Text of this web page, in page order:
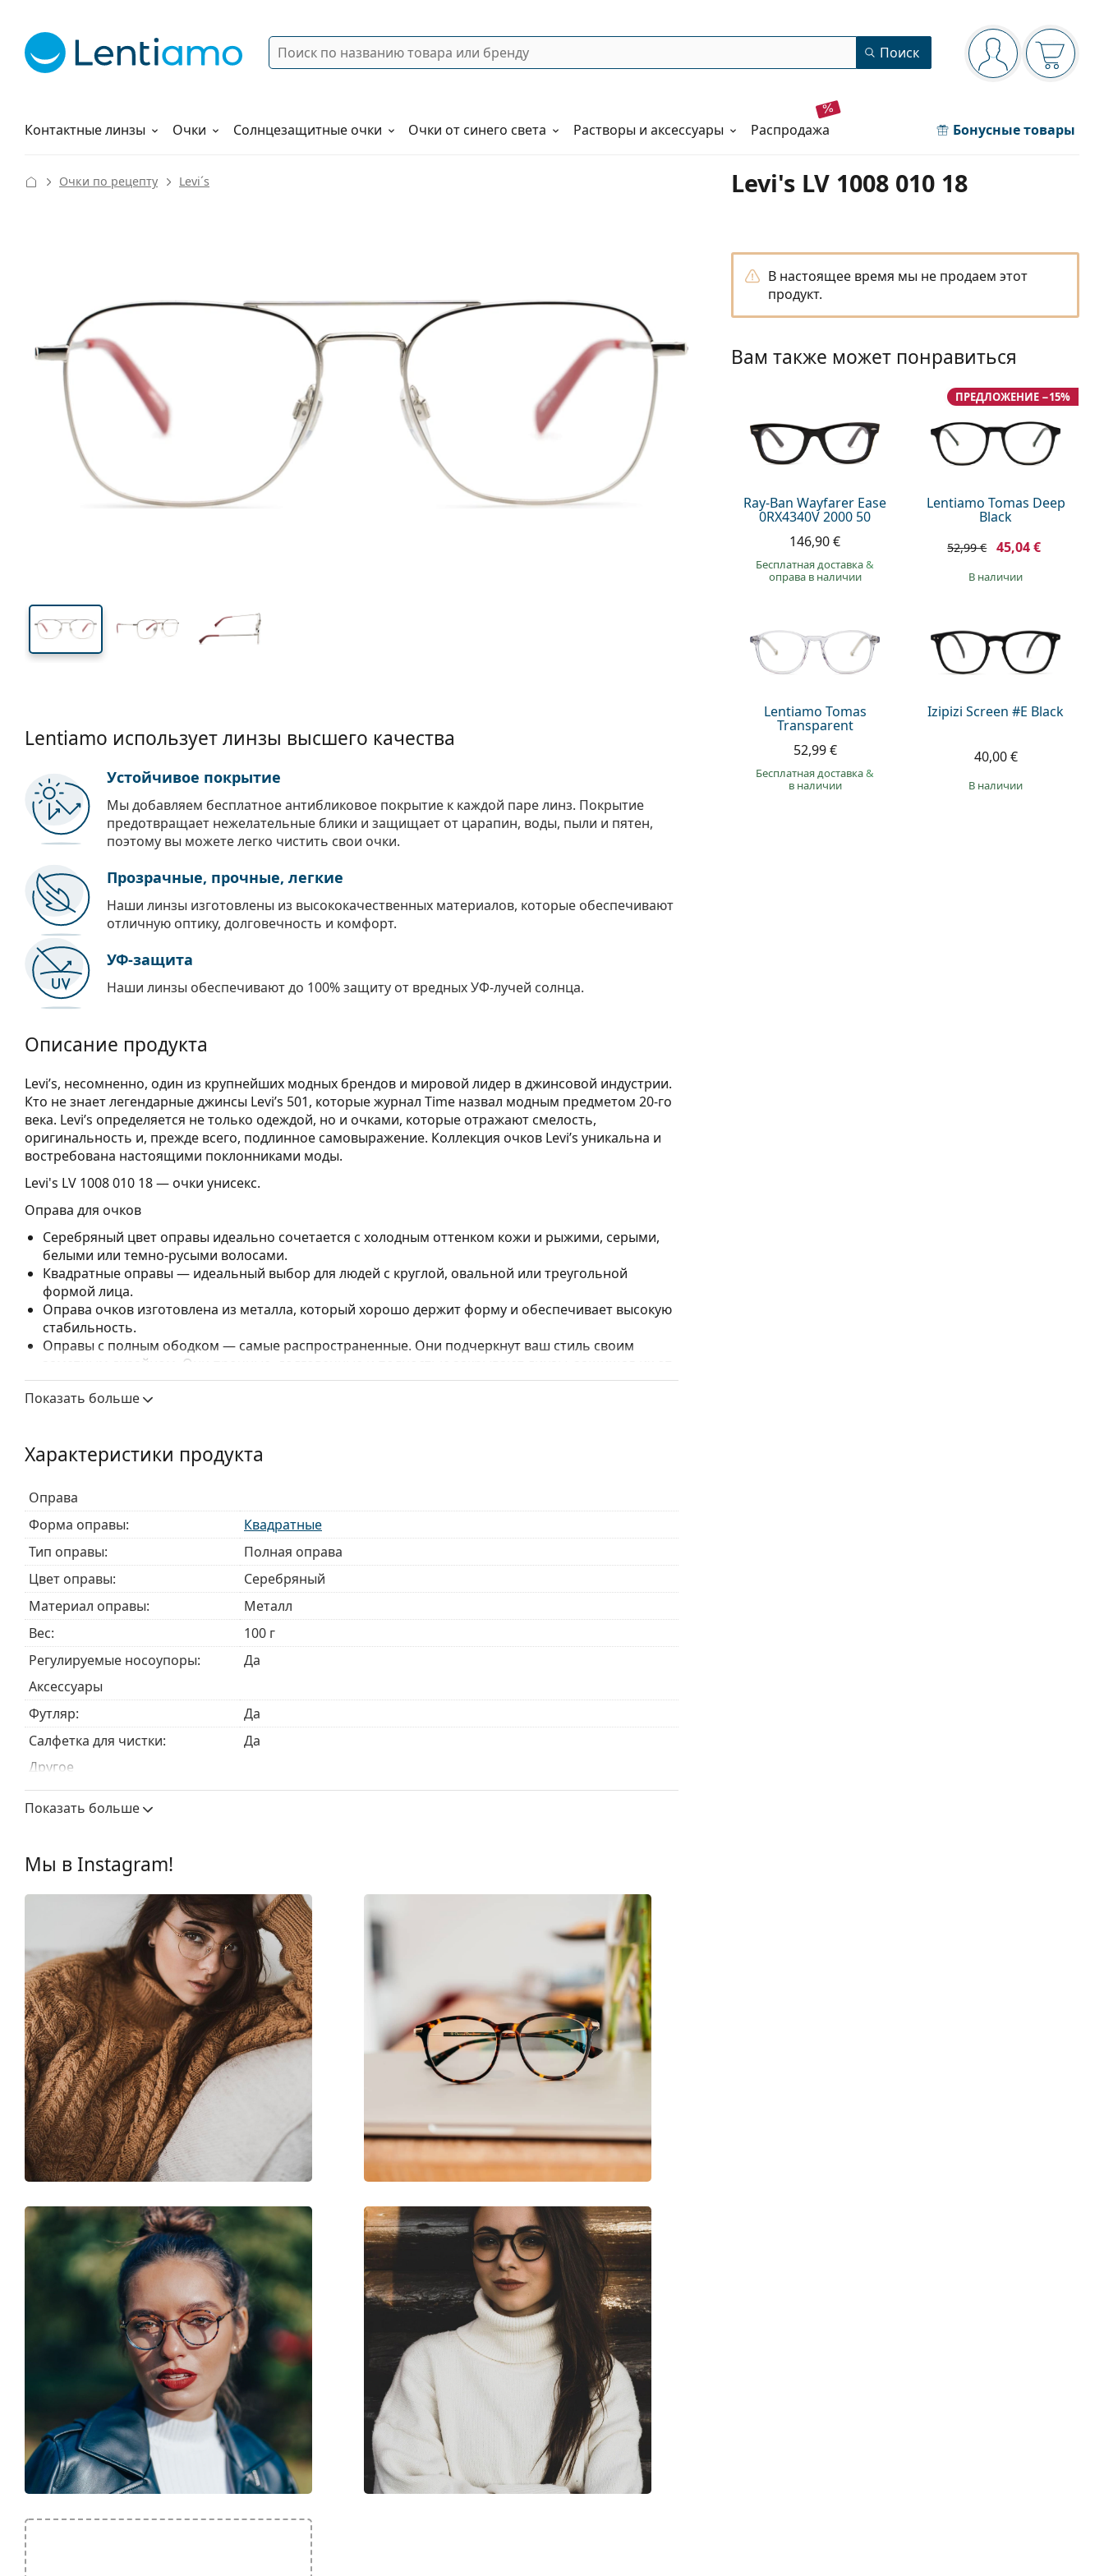
Панель навигации
Вы вошли вВаша
Поиск Поиск
Контактные линзы
Растворы Очки Солнцезащитные очки Очки от синего света Растворы и аксессуары распродажа Бонусные товары
Как заказать
Levi's LV 1008 010 18
Очки по рецепту Levi´s
В настоящее время мы не продаем этот
продукт.
Вам также может понравиться
Ray-Ban Wayfarer Ease
0RX4340V 2000 50
146,90 €
Бесплатная доставка&
оправа в наличии
Lentiamo Tomas Deep
Black
ПРЕДЛОЖЕНИЕ −15%
52,99 € 45,04 €
в наличии
Lentiamo Tomas
Transparent
52,99 €
Бесплатная доставка&
в наличии
Izipizi Screen #E Black
40,00 €
в наличии
Lentiamo использует линзы высшего качества
Устойчивое покрытие
Мы добавляем бесплатное антибликовое покрытие к каждой паре линз. Покрытие
предотвращает нежелательные блики и защищает от царапин, воды, пыли и пятен,
поэтому вы можете легко чистить свои очки.
Прозрачные, прочные, легкие
Наши линзы изготовлены из высококачественных материалов, которые обеспечивают
отличную оптику, долговечность и комфорт.
УФ-защита
Наши линзы обеспечивают до 100% защиту от вредных УФ-лучей солнца.
Описание продукта
Levi’s, несомненно, один из крупнейших модных брендов и мировой лидер в джинсовой индустрии.
Кто не знает легендарные джинсы Levi’s 501, которые журнал Time назвал модным предметом 20-го
века. Levi’s определяется не только одеждой, но и очками, которые отражают смелость,
оригинальность и, прежде всего, подлинное самовыражение. Коллекция очков Levi’s уникальна и
востребована настоящими поклонниками моды.
Levi's LV 1008 010 18— очки унисекс.
Оправа для очков
Серебряный цвет оправы идеально сочетается с холодным оттенком кожи и рыжими, серыми,
белыми или темно-русыми волосами.
Квадратные оправы — идеальный выбор для людей с круглой, овальной или треугольной
формой лица.
Оправа очков изготовлена из металла, который хорошо держит форму и обеспечивает высокую
стабильность.
Оправы с полным ободком — самые распространенные. Они подчеркнут ваш стиль своим
заметным дизайном. Они прочные, долговечные и полностью закрывают линзы, защищая их от
повреждений. Этот тип оправы подходит для всех линз, включая более толстые с более
высокими оптическими характеристиками.
чтобы предотвратить повреждение или поломку.
Мы доставляем очки в оригинальном футляре. Цвет и дизайн футляра могут отличаться.
Прилагаемая салфетка идеально подходит для чистки и ухода за очками. Некоторые модели
могут поставляться с тканевым мешочком вместо салфетки.
Изучите полный ассортименточков, чтобы найти больше стилей, или ознакомьтесь с нашим
руководством по очкам, если вам нужна помощь в выборе.
Это медицинское изделие. Перед использованием прочтите инструкцию.
Показать больше
Характеристики продукта
Оправа
Форма оправы:
Квадратные
Тип оправы:
Полная оправа
Цвет оправы:
Серебряный
Материал оправы:
Металл
Вес:
100 г
Регулируемые носоупоры:
Да
Аксессуары
Футляр:
Да
Салфетка для чистки:
Да
Другое
Пол:
Unisex
Показать больше
Мы в Instagram!